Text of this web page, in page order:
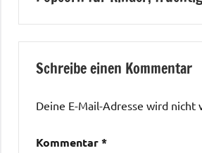
Schreibe einen Kommentar
Deine E-Mail-Adresse wird nicht
Kommentar*